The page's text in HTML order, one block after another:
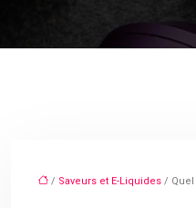
/ Saveurs et E-Liquides / Quel